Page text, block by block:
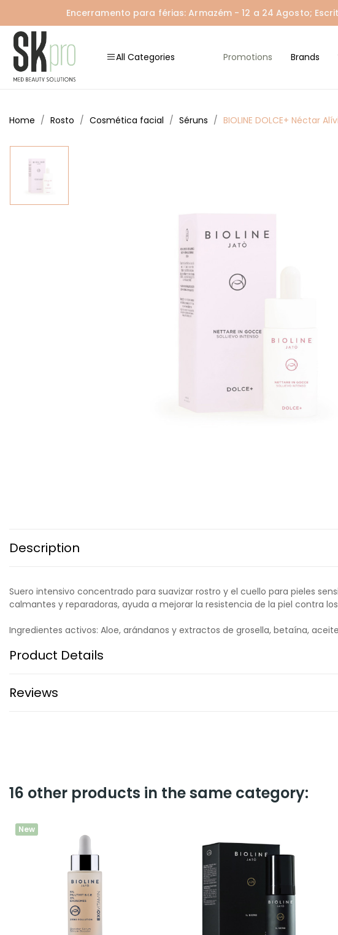
Encerramento para férias: Armazém - 12 a 24 Agosto;
All Categories Promotions Brands
Home Rosto Cosmética facial Séruns BIOLINE DOLCE+ Néctar
Description
Suero intensivo concentrado para suavizar rostro y el cuello para pieles
calmantes y reparadoras, ayuda a mejorar la resistencia de la piel contra
Ingredientes activos: Aloe, arándanos y extractos de grosella, betaína,
Product Details
Reviews
16 other products in the same category:
New